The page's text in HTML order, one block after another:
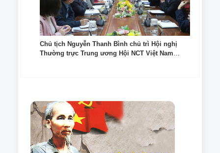
Chủ tịch Nguyễn Thanh Bình chủ trì Hội nghị
Thường trực Trung ương Hội NCT Việt Nam